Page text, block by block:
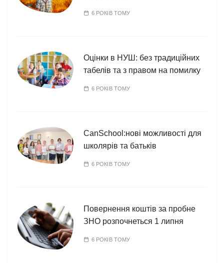
6 РОКІВ ТОМУ
Оцінки в НУШ: без традиційних
табелів та з правом на помилку
6 РОКІВ ТОМУ
CanSchool:нові можливості для
школярів та батьків
6 РОКІВ ТОМУ
Повернення коштів за пробне
ЗНО розпочнеться 1 липня
6 РОКІВ ТОМУ